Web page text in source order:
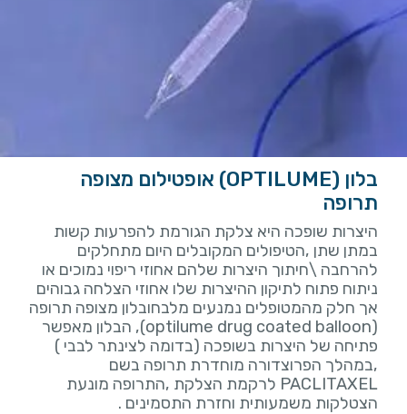
בלון (OPTILUME) אופטילום מצופה
תרופה
היצרות שופכה היא צלקת הגורמת להפרעות קשות
במתן שתן ,הטיפולים המקובלים היום מתחלקים
להרחבה \חיתוך היצרות שלהם אחוזי ריפוי נמוכים או
ניתוח פתוח לתיקון ההיצרות שלו אחוזי הצלחה גבוהים
אך חלק מהמטופלים נמנעים מלבחובלון מצופה תרופה
(optilume drug coated balloon), הבלון מאפשר
פתיחה של היצרות בשופכה (בדומה לצינתר לבבי )
,במהלך הפרוצדורה מוחדרת תרופה בשם
PACLITAXEL לרקמת הצלקת ,התרופה מונעת
הצטלקות משמעותית וחזרת התסמינים .